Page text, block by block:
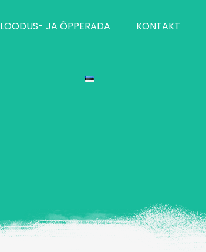
LOODUS- JA ÕPPERADA KONTAKT